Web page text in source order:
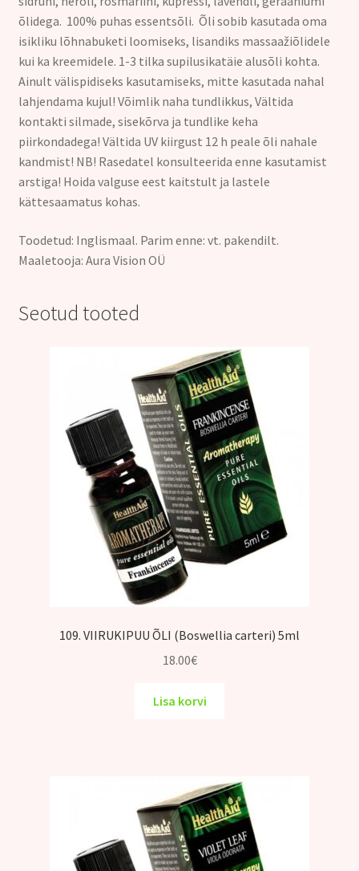
õlidega. 100% puhas essentsõli. Õli sobib kasutada oma
isikliku lõhnabuketi loomiseks, lisandiks massaažiõlidele
kui ka kreemidele. 1-3 tilka supilusikatäie alusõli kohta.
Ainult välispidiseks kasutamiseks, mitte kasutada nahal
lahjendama kujul! Võimlik naha tundlikkus, Vältida
kontakti silmade, sisekõrva ja tundlike keha
piirkondadega! Vältida UV kiirgust 12 h peale õli nahale
kandmist! NB! Rasedatel konsulteerida enne kasutamist
arstiga! Hoida valguse eest kaitstult ja lastele
kättesaamatus kohas.
Toodetud: Inglismaal. Parim enne: vt. pakendilt.
Maaletooja: Aura Vision OÜ
Seotud tooted
109. VIIRUKIPUU ÕLI (Boswellia carteri) 5ml
18.00€
Lisa korvi